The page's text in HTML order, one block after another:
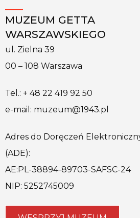
MUZEUM GETTA
WARSZAWSKIEGO
ul. Zielna 39
00 – 108 Warszawa
Tel.: + 48 22 419 92 50
e-mail: muzeum@1943.pl
Adres do Doręczeń
(ADE):
AE:PL-38894-89703-SAFSC-24
NIP: 5252745009